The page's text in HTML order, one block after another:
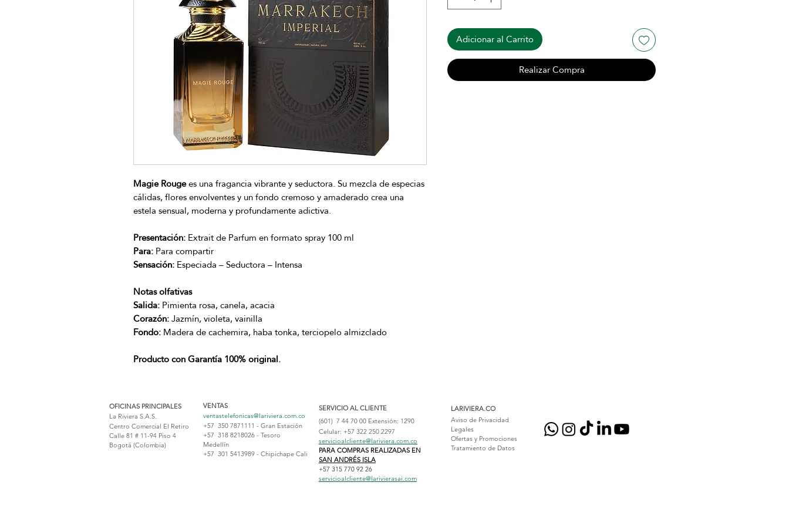
Magie Rougees una fragancia vibrante y seductora. Su mezcla de especias
cálidas, flores envolventes y un fondo cremoso y amaderado crea una
estela sensual, moderna y profundamente adictiva.
Presentación:Extrait de Parfum en formato spray 100 ml
Para:Para compartir
Sensación:Especiada – Seductora – Intensa
Notas olfativas
Salida:Pimienta rosa, canela, acacia
Corazón:Jazmín, violeta, vainilla
Fondo:Madera de cachemira, haba tonka, terciopelo almizclado
Producto con Garantía 100% original.
Adicionar al Carrito
Realizar Compra
OFICINAS PRINCIPALES
La Riviera S.A.S.
Centro Comercial El Retiro
Calle 81 # 11-94 Piso 4
Bogotá (Colombia)
VENTAS
ventastelefonicas@lariviera.com.co
+57 350 7871111 - Gran Estación
+57 318 8218026 - Tesoro
Medellín
+57 301 5413989 - Chipichape Cali
SERVICIO AL CLIENTE
(601) 7 44 70 00 Extensión: 1290
Celular: +57 322 250 2297
servicioalcliente@lariviera.com.co
PARA COMPRAS REALIZADAS EN
SAN ANDRÉS ISLA
+57 315 770 92 26
servicioalcliente@larivierasai.com
LARIVIERA.CO
Aviso de Privacidad
Legales
Ofertas y Promociones
Tratamiento de Datos